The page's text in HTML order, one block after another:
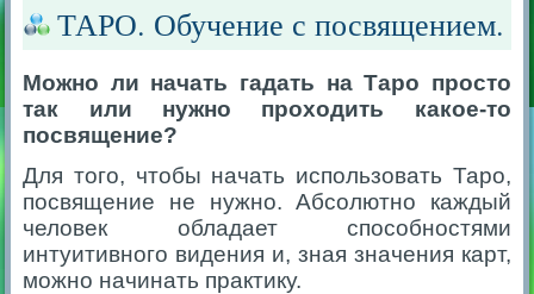
ТАРО. Обучение с посвящением.
Можно ли начать гадать на Таро просто
так или нужно проходить какое-то
посвящение?
Для того, чтобы начать использовать Таро,
посвящение не нужно. Абсолютно каждый
человек обладает способностями
интуитивного видения и, зная значения карт,
можно начинать практику.